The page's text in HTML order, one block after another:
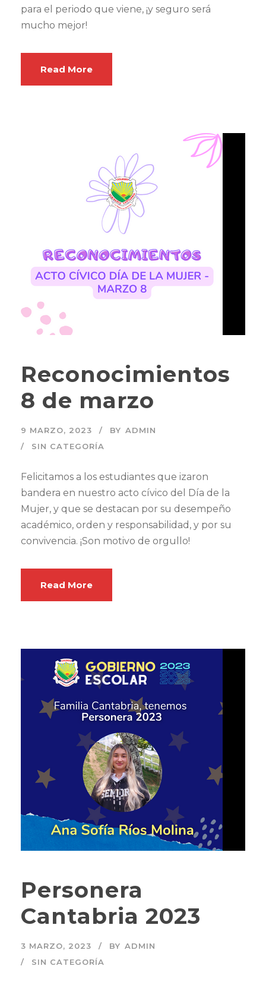
para el periodo que viene, ¡y seguro será
mucho mejor!
Read More
Reconocimientos
8 de marzo
9 MARZO, 2023 BY ADMIN
SIN CATEGORÍA
Felicitamos a los estudiantes que izaron
bandera en nuestro acto cívico del Día de la
Mujer, y que se destacan por su desempeño
académico, orden y responsabilidad, y por su
convivencia. ¡Son motivo de orgullo!
Read More
Personera
Cantabria 2023
3 MARZO, 2023 BY ADMIN
SIN CATEGORÍA